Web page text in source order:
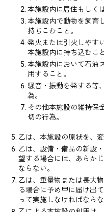
©ATOMica
本施設内に居住もしく
本施設内で動物を飼育
持ちこむこと。
発火または引火しやす
本施設内に持ち込むこと
本施設内において石油
用すること。
騒音・振動を発する等
為。
その他本施設の維持保
切の行為。
乙は、本施設の原状を、
乙は、設備・備品の新設
望する場合には、あらか
ならない。
乙は、重量物または長大
る場合に予め甲に届け出
って実施しなければならな